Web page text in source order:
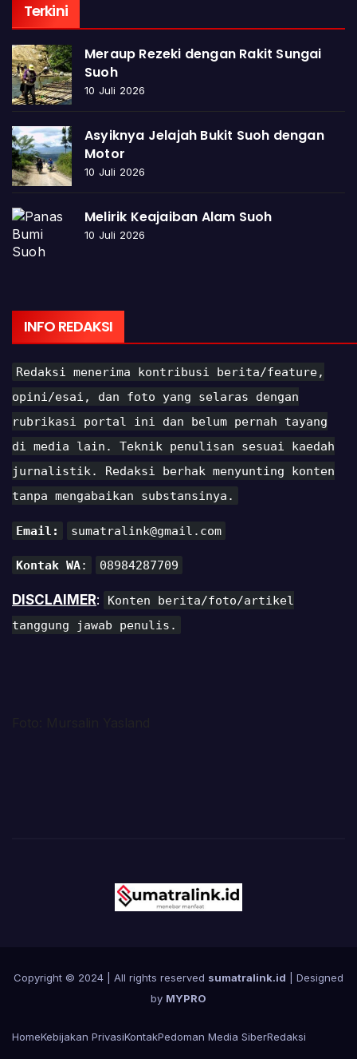
Terkini
Meraup Rezeki dengan Rakit Sungai
Suoh
10 Juli 2026
Asyiknya Jelajah Bukit Suoh dengan
Motor
10 Juli 2026
Melirik Keajaiban Alam Suoh
10 Juli 2026
INFO REDAKSI
Redaksi menerima kontribusi berita/feature,
opini/esai, dan foto yang selaras dengan
rubrikasi portal ini dan belum pernah tayang
di media lain. Teknik penulisan sesuai kaedah
jurnalistik. Redaksi berhak menyunting konten
tanpa mengabaikan substansinya.
Email: sumatralink@gmail.com
Kontak WA: 08984287709
DISCLAIMER:
Konten berita/foto/artikel
tanggung jawab penulis.
Copyright © 2024 | All rights reserved sumatralink.id | Designed
by MYPRO
HomeKebijakan PrivasiKontakPedoman Media SiberRedaksi